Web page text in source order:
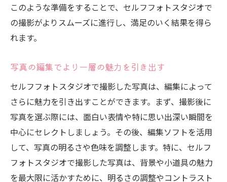
このような準備をすることで、セルフフォトスタジオで
の撮影がよりスムーズに進行し、満足のいく結果を得ら
れます。
写真の編集でより一層の魅力を引き出す
セルフフォトスタジオで撮影した写真は、編集によって
さらに魅力を引き出すことができます。まず、撮影後に
写真を選ぶ際には、面白い表情や特に思い出深い瞬間を
中心にセレクトしましょう。その後、編集ソフトを活用
して、写真の明るさや色味を調整します。特に、セルフ
フォトスタジオで撮影した写真は、背景や小道具の魅力
を最大限に活かすために、明るさの調整やコントラスト